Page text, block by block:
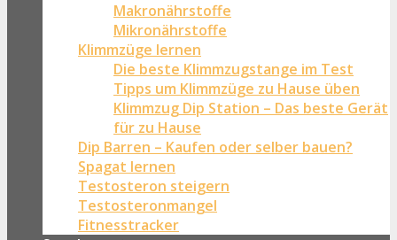
Makronährstoffe
Mikronährstoffe
Klimmzüge lernen
Die beste Klimmzugstange im Test
Tipps um Klimmzüge zu Hause üben
Klimmzug Dip Station – Das beste Gerät
für zu Hause
Dip Barren – Kaufen oder selber bauen?
Spagat lernen
Testosteron steigern
Testosteronmangel
Fitnesstracker